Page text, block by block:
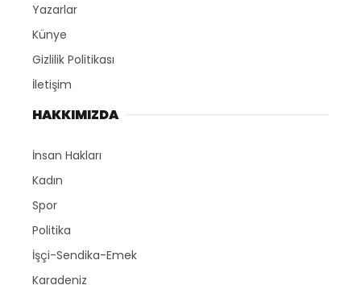
Yazarlar
Künye
Gizlilik Politikası
İletişim
HAKKIMIZDA
İnsan Hakları
Kadın
Spor
Politika
İşçi-Sendika-Emek
Karadeniz